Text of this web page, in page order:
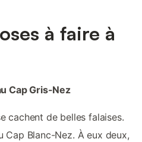
à faire à
Cap Gris-Nez
cachent de belles falaises.
Cap Blanc-Nez. À eux deux,